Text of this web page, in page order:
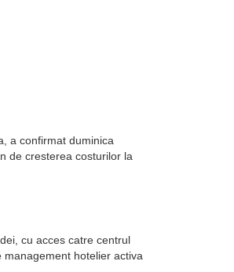
a confirmat duminica
de cresterea costurilor la
cu acces catre centrul
hotelier activa